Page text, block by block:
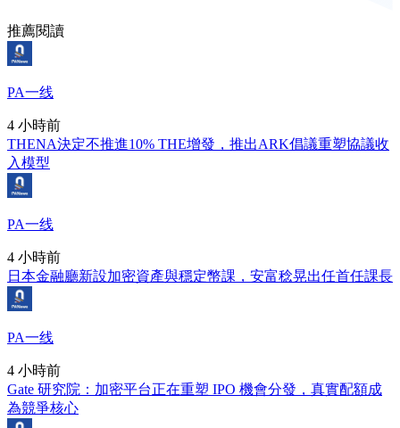
推薦閱讀
PA一线
4 小時前
THENA決定不推進10% THE增發，推出ARK倡議重塑協議收
入模型
PA一线
4 小時前
日本金融廳新設加密資產與穩定幣課，安富稔晃出任首任課長
PA一线
4 小時前
Gate 研究院：加密平台正在重塑 IPO 機會分發，真實配額成
為競爭核心